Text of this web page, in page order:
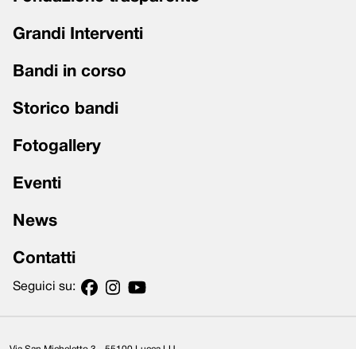
Grandi Interventi
Bandi in corso
Storico bandi
Fotogallery
Eventi
News
Contatti
Seguici su: